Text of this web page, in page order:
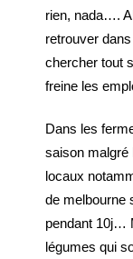
rien, nada….
retrouver
chercher tout
freine les
Dans les
saison malgré
locaux
de melbourne
pendant 10j…
légumes qui